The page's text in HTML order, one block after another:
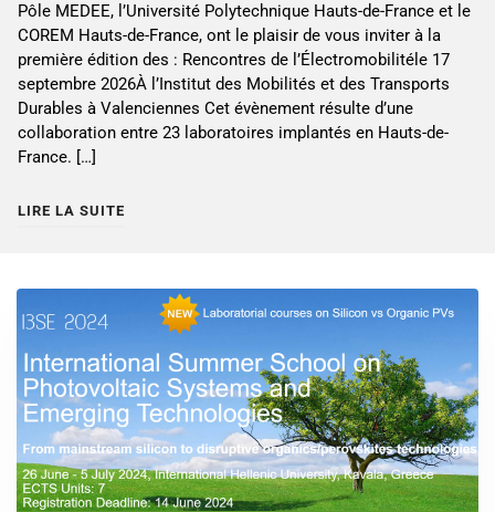
Pôle MEDEE, l’Université Polytechnique Hauts-de-France et le
COREM Hauts-de-France, ont le plaisir de vous inviter à la
première édition des : Rencontres de l’Électromobilitéle 17
septembre 2026À l’Institut des Mobilités et des Transports
Durables à Valenciennes Cet évènement résulte d’une
collaboration entre 23 laboratoires implantés en Hauts-de-
France. […]
LIRE LA SUITE